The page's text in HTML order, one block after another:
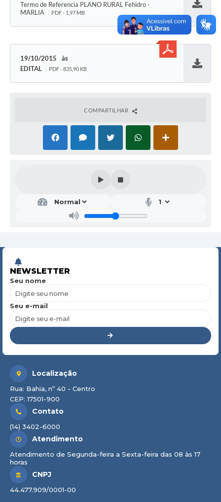
Termo de Referencia PLANO RURAL Fehidro -
MARLIA
PDF - 1,97 MB
19/10/2015
EDITAL
PDF - 835,90 KB
COMPARTILHAR
NEWSLETTER
Seu nome
Seu e-mail
Localização
Rua: Bahia, nº 40 - Centro
CEP: 17501-900
Contato
(14) 3402-6000
Atendimento
Atendimento de Segunda-feira a Sexta-feira das 08 às 17
horas
CNPJ
44.477.909/0001-00